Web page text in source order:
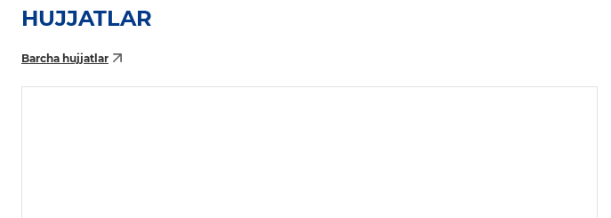
HUJJATLAR
Barcha hujjatlar